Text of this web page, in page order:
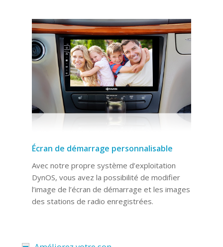
Écran de démarrage personnalisable
Avec notre propre système d’exploitation
DynOS, vous avez la possibilité de modifier
l’image de l’écran de démarrage et les images
des stations de radio enregistrées.